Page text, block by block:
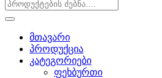
მთავარი
პროდუქცია
კატეგორიები
ფეხბურთი